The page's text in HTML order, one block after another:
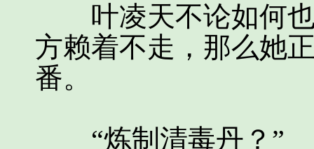
叶凌天不论如何也
方赖着不走，那么她
番。
“炼制清毒丹？”